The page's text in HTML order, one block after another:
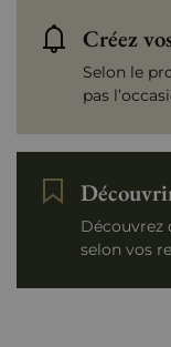
Créez
Selon le
pas
Découvrez
selon vos